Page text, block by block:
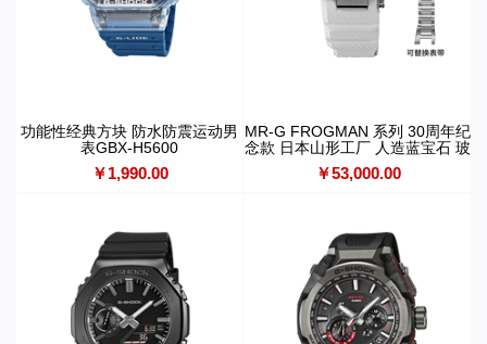
功能性经典方块 防水防震运动男
表GBX-H5600
￥1,990.00
MR-G FROGMAN 系列 30周年纪
念款 日本山形工厂 人造蓝宝石 玻
璃镜面背刻 防水防震防磁蓝牙六
局电波太阳能动力表款MRG-
￥53,000.00